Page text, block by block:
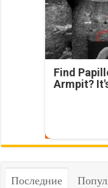
Find
Armpit?
Последние